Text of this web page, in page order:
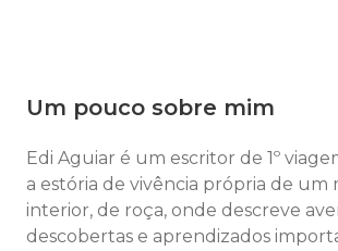
Um pouco sobre mim
Edi Aguiar é um escritor de 1º
a estória de vivência própria de um
interior, de roça, onde descreve
descobertas e aprendizados